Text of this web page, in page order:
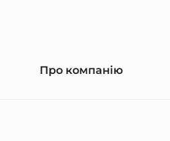
Про компанію